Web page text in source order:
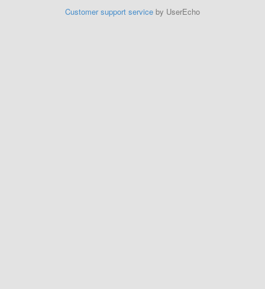
Customer support service by UserEcho